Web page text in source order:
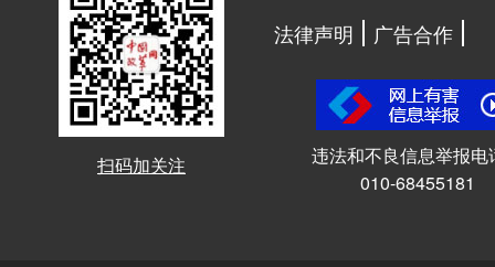
扫码加关注
法律声明
广告合作
违法和不良信息举报电
010-68455181